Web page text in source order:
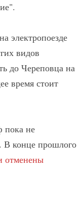
электропоезде
видов
до Череповца на
время стоит
пока не
В конце прошлого
отменены